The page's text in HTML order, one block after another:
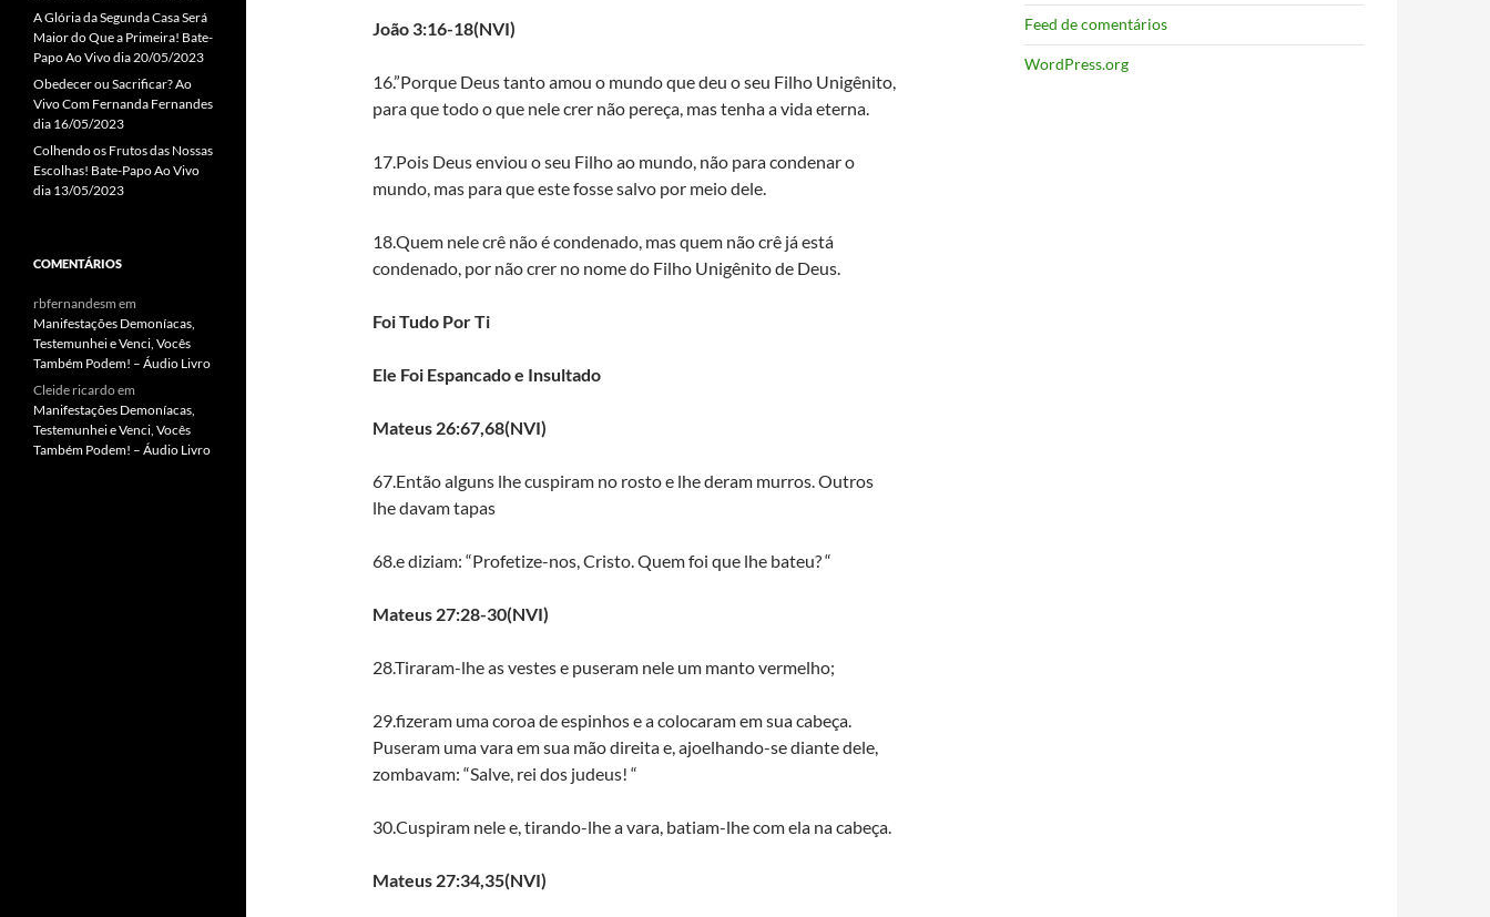
João 3:16-18(NVI)
16.”Porque Deus tanto amou o mundo que deu o seu Filho Unigênito,
para que todo o que nele crer não pereça, mas tenha a vida eterna.
17.Pois Deus enviou o seu Filho ao mundo, não para condenar o
mundo, mas para que este fosse salvo por meio dele.
18.Quem nele crê não é condenado, mas quem não crê já está
condenado, por não crer no nome do Filho Unigênito de Deus.
Foi Tudo Por Ti
Ele Foi Espancado e Insultado
Mateus 26:67,68(NVI)
67.Então alguns lhe cuspiram no rosto e lhe deram murros. Outros
lhe davam tapas
68.e diziam: “Profetize-nos, Cristo. Quem foi que lhe bateu? “
Mateus 27:28-30(NVI)
28.Tiraram-lhe as vestes e puseram nele um manto vermelho;
29.fizeram uma coroa de espinhos e a colocaram em sua cabeça.
Puseram uma vara em sua mão direita e, ajoelhando-se diante dele,
zombavam: “Salve, rei dos judeus! “
30.Cuspiram nele e, tirando-lhe a vara, batiam-lhe com ela na cabeça.
Mateus 27:34,35(NVI)
Feed de comentários
WordPress.org
A Glória da Segunda Casa Será
Maior do Que a Primeira! Bate-
Papo Ao Vivo dia 20/05/2023
Obedecer ou Sacrificar? Ao
Vivo Com Fernanda Fernandes
dia 16/05/2023
Colhendo os Frutos das Nossas
Escolhas! Bate-Papo Ao Vivo
dia 13/05/2023
COMENTÁRIOS
rbfernandesm em
Manifestações Demoníacas,
Testemunhei e Venci, Vocês
Também Podem! – Áudio Livro
Cleide ricardoem
Manifestações Demoníacas,
Testemunhei e Venci, Vocês
Também Podem! – Áudio Livro